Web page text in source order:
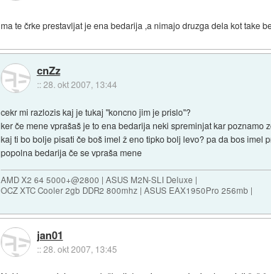
ma te črke prestavljat je ena bedarija ,a nimajo druzga dela kot take
cnZz
::28. okt 2007, 13:44
cekr mi razlozis kaj je tukaj "koncno jim je prislo"?
ker če mene vprašaš je to ena bedarija neki spreminjat kar poznamo
kaj ti bo bolje pisati če boš imel ž eno tipko bolj levo? pa da bos imel
popolna bedarija če se vpraša mene
AMD X2 64 5000+@2800 | ASUS M2N-SLI Deluxe |
OCZ XTC Cooler 2gb DDR2 800mhz | ASUS EAX1950Pro 256mb |
jan01
::28. okt 2007, 13:45